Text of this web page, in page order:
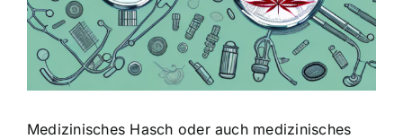
Medizinisches Hasch oder auch medizinisches